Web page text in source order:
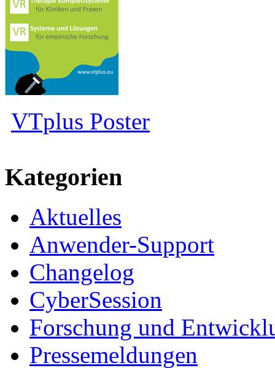
VTplus Poster
Kategorien
Aktuelles
Anwender-Support
Changelog
CyberSession
Forschung und
Pressemeldungen